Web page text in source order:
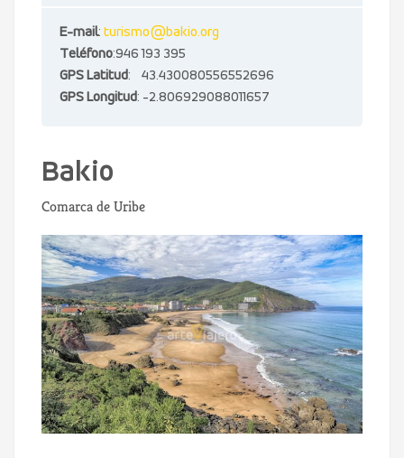
E-mail: turismo@bakio.org
Teléfono:946 193 395
GPS Latitud: 43.430080556552696
GPS Longitud: -2.806929088011657
Bakio
Comarca de Uribe